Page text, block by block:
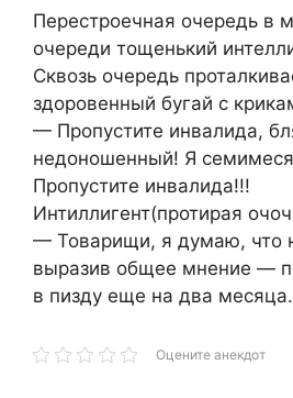
Перестроечная очередь в
очереди тощенький
Сквозь очередь
здоровенный бугай с
— Пропустите инвалида,
недоношенный! Я
Пропустите инвалида!!!
Интиллигент(протирая
— Товарищи, я думаю, что
выразив общее мнение —
в пизду еще на два месяца.
Оцените анекдот